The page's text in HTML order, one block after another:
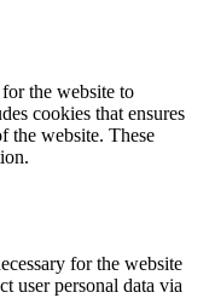
the website to
cookies that ensures
the website. These
for the website
user personal data via